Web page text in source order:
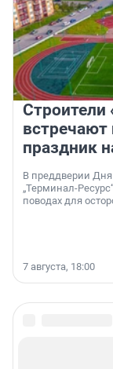
Строители
праздник
В преддверии
„Терминал-
поводах для
7 августа, 18:00